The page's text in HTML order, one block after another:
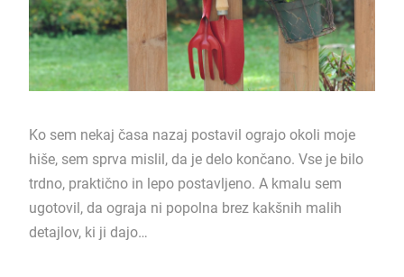
Ko sem nekaj časa nazaj postavil ograjo okoli moje
hiše, sem sprva mislil, da je delo končano. Vse je bilo
trdno, praktično in lepo postavljeno. A kmalu sem
ugotovil, da ograja ni popolna brez kakšnih malih
detajlov, ki ji dajo…